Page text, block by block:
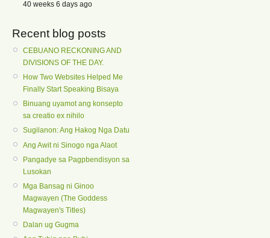
40 weeks 6 days ago
Recent blog posts
CEBUANO RECKONING AND
DIVISIONS OF THE DAY.
How Two Websites Helped Me
Finally Start Speaking Bisaya
Binuang uyamot ang konsepto
sa creatio ex nihilo
Sugilanon: Ang Hakog Nga Datu
Ang Awit ni Sinogo nga Alaot
Pangadye sa Pagpbendisyon sa
Lusokan
Mga Bansag ni Ginoo
Magwayen (The Goddess
Magwayen's Titles)
Dalan ug Gugma